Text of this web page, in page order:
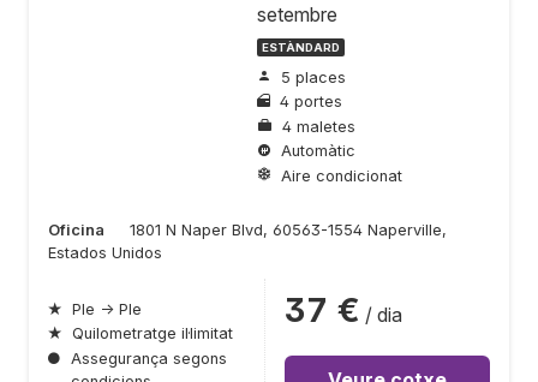
setembre
ESTÀNDARD
5 places
4 portes
4 maletes
Automàtic
Aire condicionat
Oficina
1801 N Naper Blvd, 60563-1554 Naperville,
Estados Unidos
★ Ple → Ple
★ Quilometratge il·limitat
● Assegurança segons
37 € / dia